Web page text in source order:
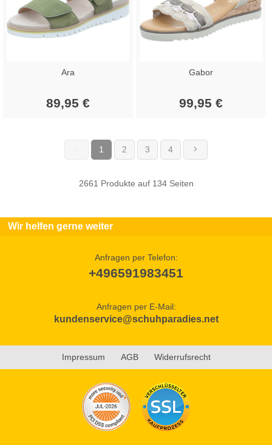
Ara
89,95 €
Gabor
99,95 €
1 (current)
2 3 4
2661 Produkte auf 134 Seiten
Wir helfen gerne weiter
Anfragen per Telefon:
+496591983451
Anfragen per E-Mail:
kundenservice@schuhparadies.net
Impressum AGB Widerrufsrecht